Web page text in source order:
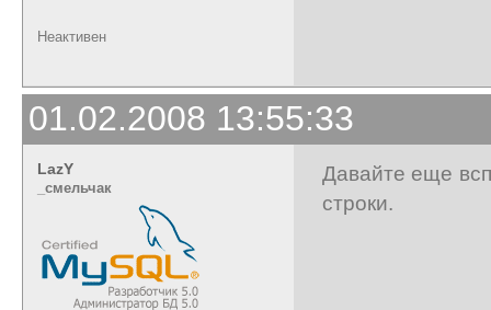
Неактивен
01.02.2008 13:55:33
LazY
_cмельчак
Давайте еще
строки.